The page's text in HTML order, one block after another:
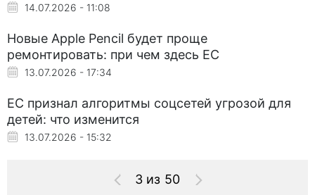
14.07.2026 - 11:08
Новые Apple Pencil будет проще
ремонтировать: при чем здесь ЕС
13.07.2026 - 17:34
ЕС признал алгоритмы соцсетей угрозой для
детей: что изменится
13.07.2026 - 15:32
3 из 50